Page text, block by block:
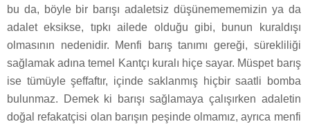
bu da, böyle bir barışı adaletsiz düşünemememizin ya da
adalet eksikse, tıpkı ailede olduğu gibi, bunun kuraldışı
olmasının nedenidir. Menfi barış tanımı gereği, sürekliliği
sağlamak adına temel Kantçı kuralı hiçe sayar. Müspet barış
ise tümüyle şeffaftır, içinde saklanmış hiçbir saatli bomba
bulunmaz. Demek ki barışı sağlamaya çalışırken adaletin
doğal refakatçisi olan barışın peşinde olmamız, ayrıca menfi